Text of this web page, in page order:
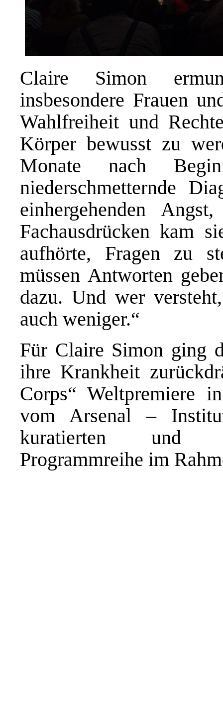
Claire Simon
insbesondere Frauen
Wahlfreiheit und
Körper bewusst zu
Monate nach
niederschmetternde
einhergehenden
Fachausdrücken kam
aufhörte, Fragen zu
müssen Antworten
dazu. Und wer
auch weniger.“
Für Claire Simon ging
ihre Krankheit
Corps“ Weltpremiere
vom Arsenal –
kuratierten und
Programmreihe im